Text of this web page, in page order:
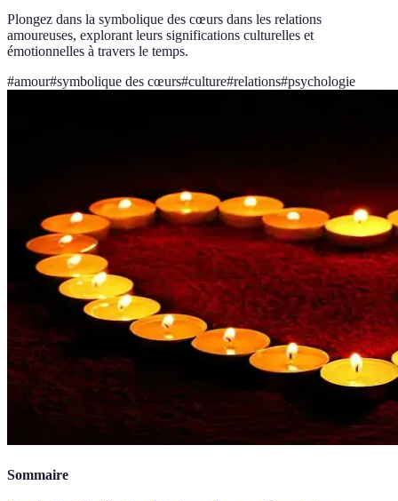
Plongez dans la symbolique des cœurs dans les relations
amoureuses, explorant leurs significations culturelles et
émotionnelles à travers le temps.
#amour#symbolique des cœurs#culture#relations#psychologie
Sommaire